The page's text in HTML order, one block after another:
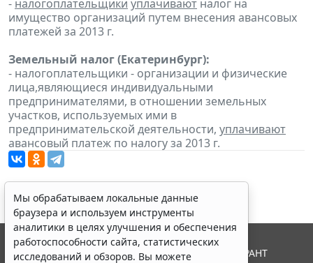
- налогоплательщики уплачивают налог на
имущество организаций путем внесения авансовых
платежей за 2013 г.
Земельный налог (Екатеринбург):
- налогоплательщики - организации и физические
лица,являющиеся индивидуальными
предпринимателями, в отношении земельных
участков, используемых ими в
предпринимательской деятельности, уплачивают
авансовый платеж по налогу за 2013 г.
Мы обрабатываем локальные данные
браузера и используем инструменты
аналитики в целях улучшения и обеспечения
работоспособности сайта, статистических
исследований и обзоров. Вы можете
© ООО "НПП "ГАРАНТ-СЕРВИС", 2026. Система ГАРАНТ